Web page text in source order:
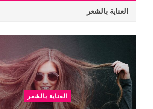
العناية بالشعر
العناية بالشعر